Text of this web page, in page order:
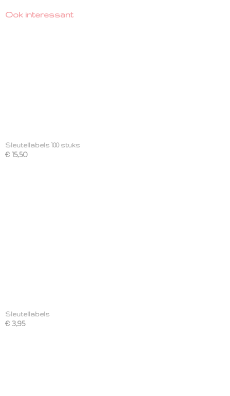
Ook interessant
Sleutellabels 100 stuks
€ 15,50
Sleutellabels
€ 3,95